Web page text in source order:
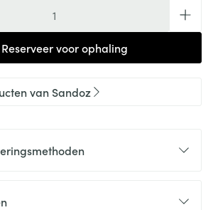
Reserveervoor ophaling
van Sandoz